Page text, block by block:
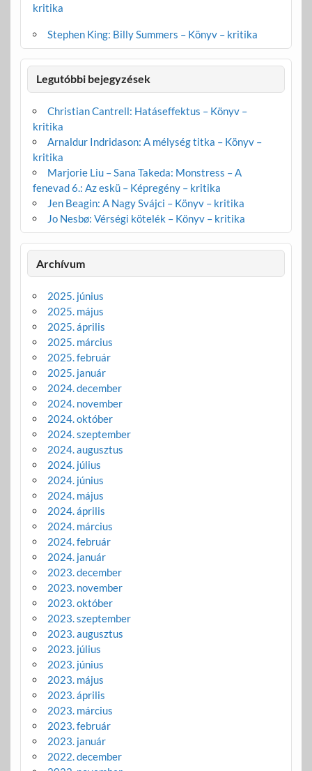
kritika
Stephen King: Billy Summers – Könyv – kritika
Legutóbbi bejegyzések
Christian Cantrell: Hatáseffektus – Könyv –
kritika
Arnaldur Indridason: A mélység titka – Könyv –
kritika
Marjorie Liu – Sana Takeda: Monstress – A
fenevad 6.: Az eskü – Képregény – kritika
Jen Beagin: A Nagy Svájci – Könyv – kritika
Jo Nesbø: Vérségi kötelék – Könyv – kritika
Archívum
2025. június
2025. május
2025. április
2025. március
2025. február
2025. január
2024. december
2024. november
2024. október
2024. szeptember
2024. augusztus
2024. július
2024. június
2024. május
2024. április
2024. március
2024. február
2024. január
2023. december
2023. november
2023. október
2023. szeptember
2023. augusztus
2023. július
2023. június
2023. május
2023. április
2023. március
2023. február
2023. január
2022. december